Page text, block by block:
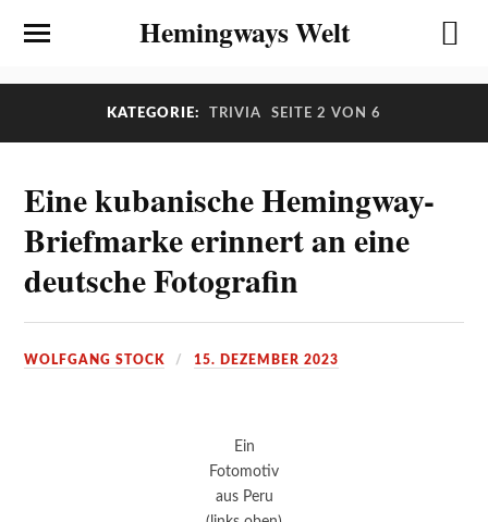
Hemingways Welt
KATEGORIE: TRIVIA SEITE 2 VON 6
Eine kubanische Hemingway-
Briefmarke erinnert an eine
deutsche Fotografin
WOLFGANG STOCK 15. DEZEMBER 2023
Ein
Fotomotiv
aus Peru